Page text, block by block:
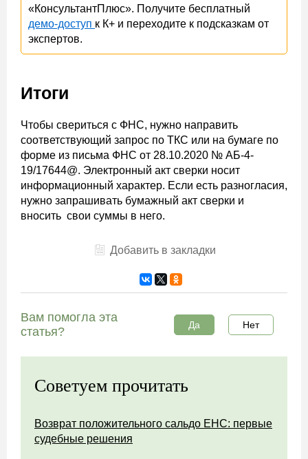
«КонсультантПлюс». Получите бесплатный
демо-доступ к К+ и переходите к подсказкам от
экспертов.
Итоги
Чтобы свериться с ФНС, нужно направить
соответствующий запрос по ТКС или на бумаге по
форме из письма ФНС от 28.10.2020 № АБ-4-
19/17644@. Электронный акт сверки носит
информационный характер. Если есть разногласия,
нужно запрашивать бумажный акт сверки и
вносить свои суммы в него.
Добавить в закладки
Вам помогла эта
статья?
Да Нет
Советуем прочитать
Возврат положительного сальдо ЕНС: первые
судебные решения